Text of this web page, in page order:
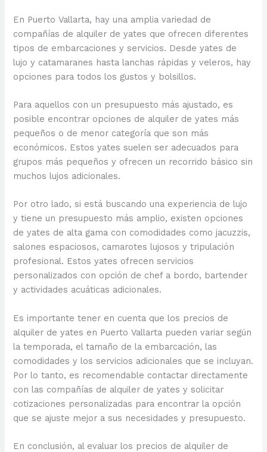
En Puerto Vallarta, hay una amplia variedad de
compañías de alquiler de yates que ofrecen diferentes
tipos de embarcaciones y servicios. Desde yates de
lujo y catamaranes hasta lanchas rápidas y veleros, hay
opciones para todos los gustos y bolsillos.
Para aquellos con un presupuesto más ajustado, es
posible encontrar opciones de alquiler de yates más
pequeños o de menor categoría que son más
económicos. Estos yates suelen ser adecuados para
grupos más pequeños y ofrecen un recorrido básico sin
muchos lujos adicionales.
Por otro lado, si está buscando una experiencia de lujo
y tiene un presupuesto más amplio, existen opciones
de yates de alta gama con comodidades como jacuzzis,
salones espaciosos, camarotes lujosos y tripulación
profesional. Estos yates ofrecen servicios
personalizados con opción de chef a bordo, bartender
y actividades acuáticas adicionales.
Es importante tener en cuenta que los precios de
alquiler de yates en Puerto Vallarta pueden variar según
la temporada, el tamaño de la embarcación, las
comodidades y los servicios adicionales que se incluyan.
Por lo tanto, es recomendable contactar directamente
con las compañías de alquiler de yates y solicitar
cotizaciones personalizadas para encontrar la opción
que se ajuste mejor a sus necesidades y presupuesto.
En conclusión, al evaluar los precios de alquiler de